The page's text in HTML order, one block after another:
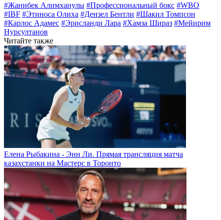
#Жанибек Алимханулы #Профессиональный бокс #WBO
#IBF #Этиноса Олиха #Дензел Бентли #Шакил Томпсон
#Карлос Адамес #Эрисланди Лара #Хамза Шираз #Мейирим
Нурсултанов
Читайте также
Елена Рыбакина - Энн Ли. Прямая трансляция матча
казахстанки на Мастерс в Торонто